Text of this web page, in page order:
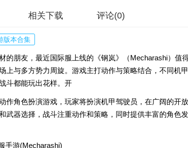
相关下载 评论(0)
版本合集
的朋友，最近国际服上线的《钢岚》（Mecharashi）值
上与多方势力周旋。游戏主打动作与策略结合，不同机
斗都能玩出花样。开
作角色扮演游戏，玩家将扮演机甲驾驶员，在广阔的开
武器选择，战斗注重动作和策略，同时提供丰富的角色